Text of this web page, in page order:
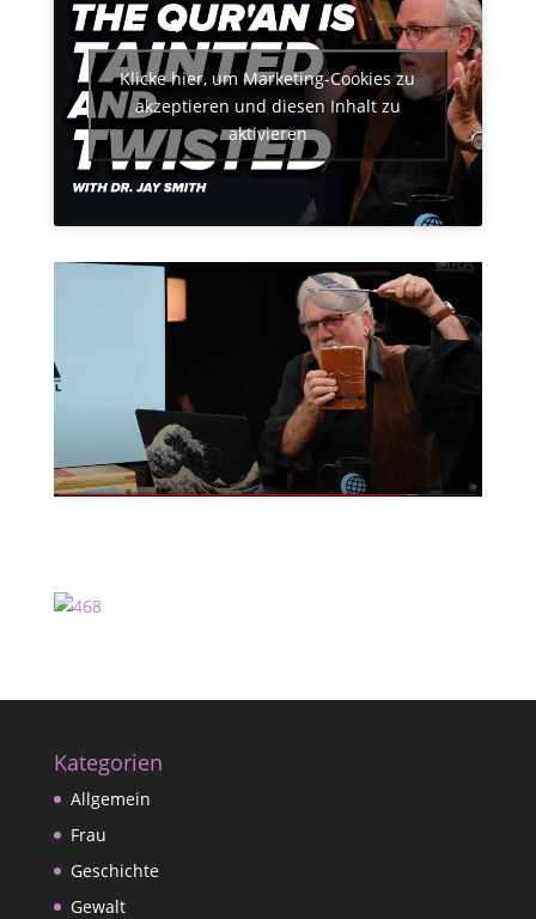
Klicke hier, um Marketing-Cookies zu
akzeptieren und diesen Inhalt zu
aktivieren
Kategorien
Allgemein
Frau
Geschichte
Gewalt